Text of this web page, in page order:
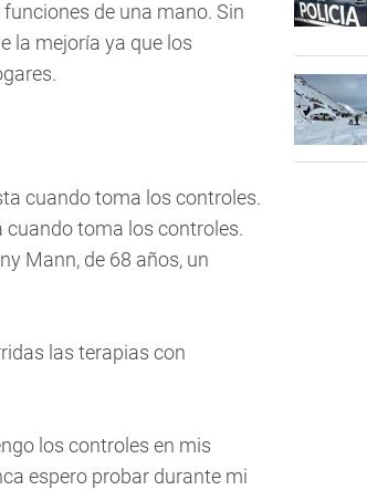
de una mano. Sin
la mejoría ya que los
toma los controles.
Mann, de 68 años, un
las terapias con
los controles en mis
espero probar durante mi